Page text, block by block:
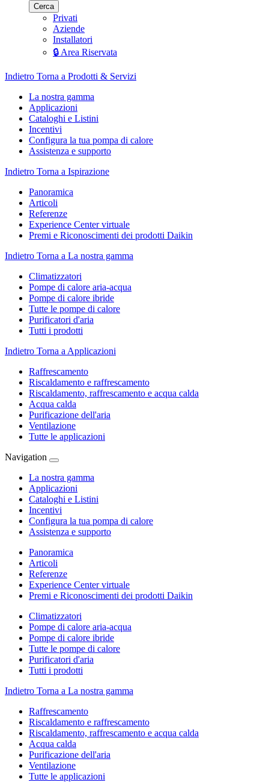
Cerca
Privati
Aziende
Installatori
🔒 Area Riservata
Indietro Torna a Prodotti & Servizi
La nostra gamma
Applicazioni
Cataloghi e Listini
Incentivi
Configura la tua pompa di calore
Assistenza e supporto
Indietro Torna a Ispirazione
Panoramica
Articoli
Referenze
Experience Center virtuale
Premi e Riconoscimenti dei prodotti Daikin
Indietro Torna a La nostra gamma
Climatizzatori
Pompe di calore aria-acqua
Pompe di calore ibride
Tutte le pompe di calore
Purificatori d'aria
Tutti i prodotti
Indietro Torna a Applicazioni
Raffrescamento
Riscaldamento e raffrescamento
Riscaldamento, raffrescamento e acqua calda
Acqua calda
Purificazione dell'aria
Ventilazione
Tutte le applicazioni
Navigation
La nostra gamma
Applicazioni
Cataloghi e Listini
Incentivi
Configura la tua pompa di calore
Assistenza e supporto
Panoramica
Articoli
Referenze
Experience Center virtuale
Premi e Riconoscimenti dei prodotti Daikin
Climatizzatori
Pompe di calore aria-acqua
Pompe di calore ibride
Tutte le pompe di calore
Purificatori d'aria
Tutti i prodotti
Indietro Torna a La nostra gamma
Raffrescamento
Riscaldamento e raffrescamento
Riscaldamento, raffrescamento e acqua calda
Acqua calda
Purificazione dell'aria
Ventilazione
Tutte le applicazioni